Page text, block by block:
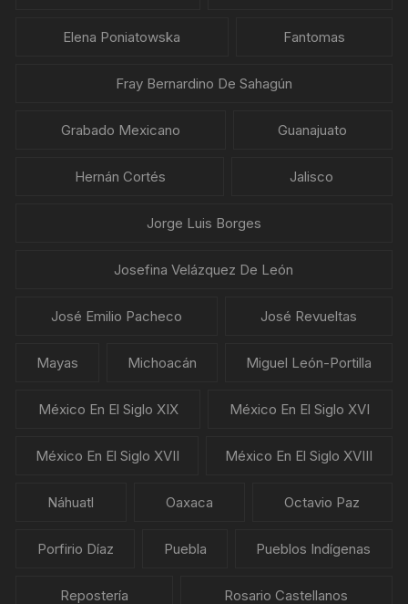
Elena Poniatowska Fantomas
Fray Bernardino De Sahagún
Grabado Mexicano Guanajuato
Hernán Cortés Jalisco
Jorge Luis Borges
Josefina Velázquez De León
José Emilio Pacheco José Revueltas
Mayas Michoacán Miguel León-Portilla
México En El Siglo XIX México En El Siglo XVI
México En El Siglo XVII México En El Siglo XVIII
Náhuatl Oaxaca Octavio Paz
Porfirio Díaz Puebla Pueblos Indígenas
Repostería Rosario Castellanos